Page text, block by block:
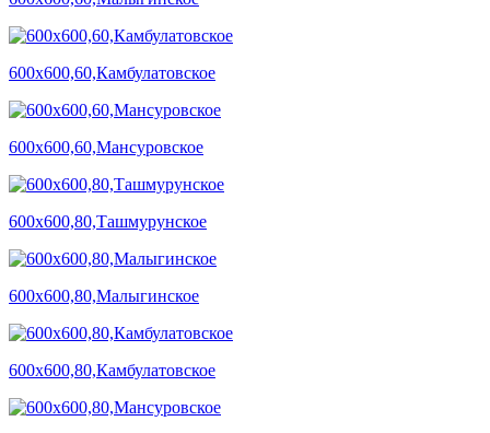
600х600,60,Камбулатовское
600х600,60,Мансуровское
600х600,80,Ташмурунское
600х600,80,Малыгинское
600х600,80,Камбулатовское